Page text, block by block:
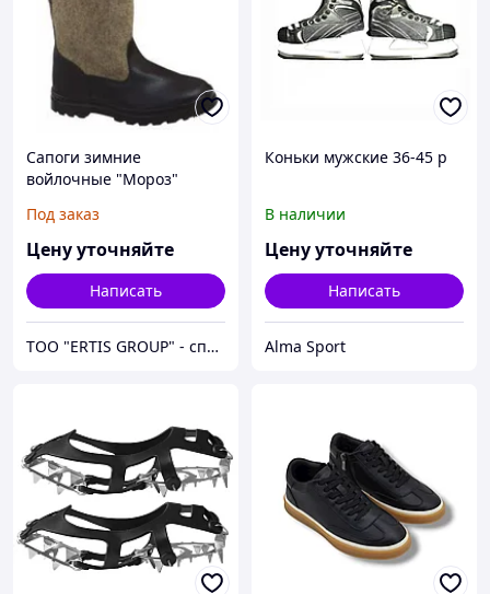
Сапоги зимние
войлочные "Мороз"
Под заказ
Цену уточняйте
Написать
ТОО "ERTIS GROUP" - спецодежда, спецобувь и средства индивидуальной защиты (СИЗ)
Коньки мужские 36-45 р
В наличии
Цену уточняйте
Написать
Alma Sport